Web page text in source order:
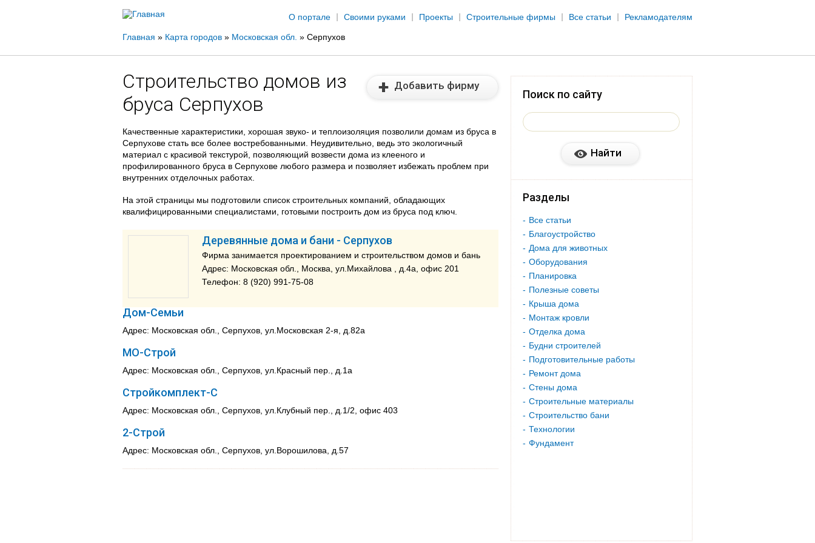
О портале
Своими руками Проекты Строительные фирмы Все статьи Рекламодателям
Вы
здесь
Главная » Карта городов » Московская обл. » Серпухов
Строительство домов из
бруса Серпухов
Добавить фирму
Качественные характеристики, хорошая звуко- и теплоизоляция позволили домам из бруса в
Серпухове стать все более востребованными. Неудивительно, ведь это экологичный
материал с красивой текстурой, позволяющий возвести дома из клееного и
профилированного бруса в Серпухове любого размера и позволяет избежать проблем при
внутренних отделочных работах.
На этой страницы мы подготовили список строительных компаний, обладающих
квалифицированными специалистами, готовыми построить дом из бруса под ключ.
Деревянные дома и бани - Серпухов
Фирма занимается проектированием и строительством домов и бань
Адрес: Московская обл., Москва, ул.Михайлова , д.4a, офис 201
Телефон: 8 (920) 991-75-08
Дом-Семьи
Адрес: Московская обл., Серпухов, ул.Московская 2-я, д.82а
МО-Строй
Адрес: Московская обл., Серпухов, ул.Красный пер., д.1а
Стройкомплект-С
Адрес: Московская обл., Серпухов, ул.Клубный пер., д.1/2, офис 403
2-Строй
Адрес: Московская обл., Серпухов, ул.Ворошилова, д.57
Поиск по сайту
Разделы
Все статьи
Благоустройство
Дома для животных
Оборудования
Планировка
Полезные советы
Крыша дома
Монтаж кровли
Отделка дома
Будни строителей
Подготовительные работы
Ремонт дома
Стены дома
Строительные материалы
Строительство бани
Технологии
Фундамент